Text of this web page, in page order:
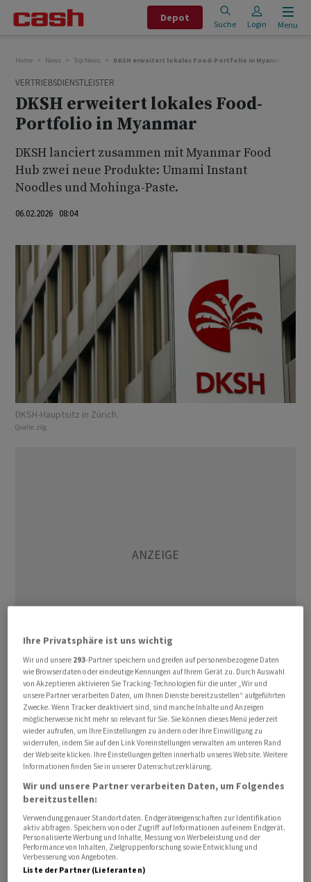
Depot
Suche Login Menu
Home News Top News DKSH erweitert lokales Food-Portfolio in Myanmar
VERTRIEBSDIENSTLEISTER
DKSH erweitert lokales Food-
Portfolio in Myanmar
DKSH lanciert zusammen mit Myanmar Food
Hub zwei neue Produkte: Umami Instant
Noodles und Mohinga-Paste.
06.02.2026 08:04
DKSH-Hauptsitz in Zürich.
Quelle: zVg
DKSHerweitert in Myanmar sein lokales Food-Portfolio.
Gemeinsam mit Myanmar Food Hub Manufacturing
Company Limited bringt der auf Asien spezialisierte
Expansionsdienstleister die Produkte Umami Instant
Noodles sowie Milaysan Mohinga Paste auf den Markt -
eine kochfertige Würzpaste zur Zubereitung von
Mohinga, dem Nationalgericht Myanmars.
Im Rahmen der Partnerschaft übernimmtDKSHden
Vertrieb, die Distribution und die Logistik der beiden
neuen Marken, wie es in einer Mitteilung vom Freitag
heisst. Zudem stellt das Zürcher Unternehmen deren
Ihre Privatsphäre ist uns wichtig
Wir und unsere 293-Partner speichern und greifen auf personenbezogene Daten
wie Browserdaten oder eindeutige Kennungen auf Ihrem Gerät zu. Durch Auswahl
von Akzeptieren aktivieren Sie Tracking-Technologien für die unter „Wir und
unsere Partner verarbeiten Daten, um Ihnen Dienste bereitzustellen“ aufgeführten
Zwecke. Wenn Tracker deaktiviert sind, sind manche Inhalte und Anzeigen
möglicherweise nicht mehr so relevant für Sie. Sie können dieses Menü jederzeit
wieder aufrufen, um Ihre Einstellungen zu ändern oder Ihre Einwilligung zu
widerrufen, indem Sie auf den Link Voreinstellungen verwalten am unteren Rand
der Webseite klicken. Ihre Einstellungen gelten innerhalb unseres Website. Weitere
Informationen finden Sie in unserer Datenschutzerklärung.
Wir und unsere Partner verarbeiten Daten, um Folgendes
bereitzustellen:
Verwendung genauer Standortdaten. Endgeräteeigenschaften zur Identifikation
aktiv abfragen. Speichern von oder Zugriff auf Informationen auf einem Endgerät.
Personalisierte Werbung und Inhalte, Messung von Werbeleistung und der
Performance von Inhalten, Zielgruppenforschung sowie Entwicklung und
Verbesserung von Angeboten.
Liste der Partner (Lieferanten)